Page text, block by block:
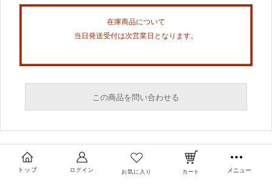
在庫商品について
当日発送受付は次営業日となります。
この商品を問い合わせる
トップ ログイン お気に入り カート メニュー